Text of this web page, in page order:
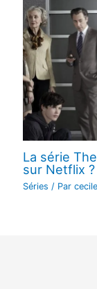
La série
sur Netflix ?
Séries / Par cecile